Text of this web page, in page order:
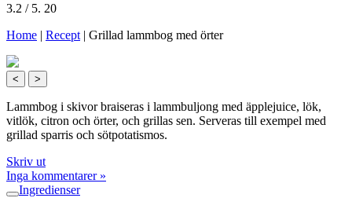
3.2 / 5. 20
Home | Recept | Grillad lammbog med örter
< >
Lammbog i skivor braiseras i lammbuljong med äpplejuice, lök,
vitlök, citron och örter, och grillas sen. Serveras till exempel med
grillad sparris och sötpotatismos.
Skriv ut
Inga kommentarer »
Ingredienser